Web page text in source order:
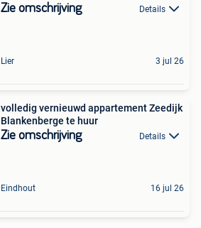
Zie omschrijving Details
Lier 3 jul 26
volledig vernieuwd appartement Zeedijk
Blankenberge te huur
Zie omschrijving Details
Eindhout 16 jul 26